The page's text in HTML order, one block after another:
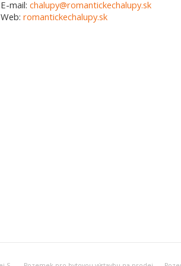
E-mail: chalupy@romantickechalupy.sk
Web: romantickechalupy.sk